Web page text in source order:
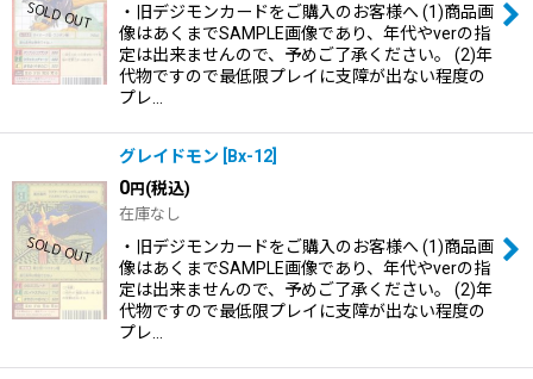
・旧デジモンカードをご購入のお客様へ (1)商品画
像はあくまでSAMPLE画像であり、年代やverの指
定は出来ませんので、予めご了承ください。 (2)年
代物ですので最低限プレイに支障が出ない程度の
プレ…
グレイドモン Bx-12
0円(税込)
在庫なし
・旧デジモンカードをご購入のお客様へ (1)商品画
像はあくまでSAMPLE画像であり、年代やverの指
定は出来ませんので、予めご了承ください。 (2)年
代物ですので最低限プレイに支障が出ない程度の
プレ…